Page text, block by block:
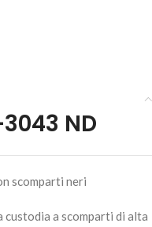
3043 ND
scomparti neri
custodia a scomparti di alta